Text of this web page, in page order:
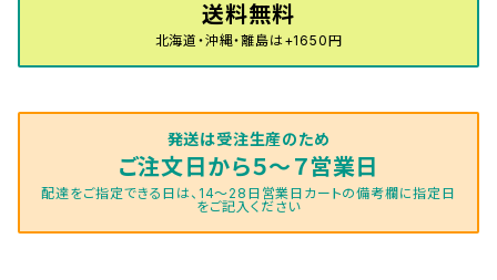
送料無料
北海道・沖縄・離島は+1650円
発送は受注生産のため
ご注文日から５～７営業日
配達をご指定できる日は、14～28日営業日カートの備考欄に指定日
をご記入ください